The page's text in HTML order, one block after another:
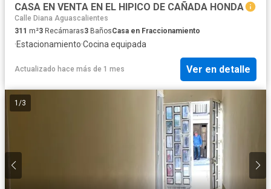
CASA EN VENTA EN EL HIPICO DE CAÑADA HONDA
Calle Diana Aguascalientes
311 m²3 Recámaras3 BañosCasa en Fraccionamiento
·Estacionamiento·Cocina equipada
Actualizado hace más de 1 mes Ver en detalle
1 /3